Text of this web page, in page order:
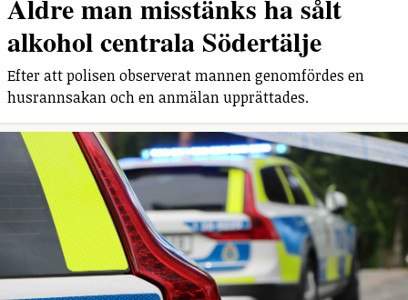
alkohol centrala Södertälje
Efter att polisen observerat mannen genomfördes en
husrannsakan och en anmälan upprättades.